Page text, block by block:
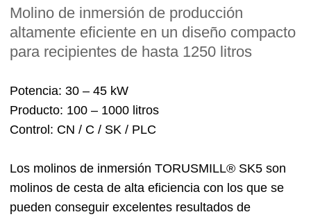
Molino de inmersión de producción
altamente eficiente en un diseño compacto
para recipientes de hasta 1250 litros
Potencia 30 – 45 kW
Producto 100 – 1000 litros
Control
CN / C / SK / PLC
Los molinos de inmersión TORUSMILL® SK5 son
molinos de cesta de alta eficiencia con los que se
pueden conseguir excelentes resultados de